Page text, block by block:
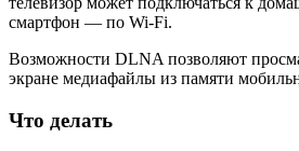
смартфон — по Wi-Fi.
Возможности DLNA позволяют
экране медиафайлы из памяти
Что делать